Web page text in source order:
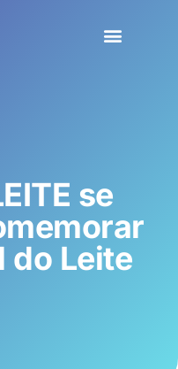
se
do Leite